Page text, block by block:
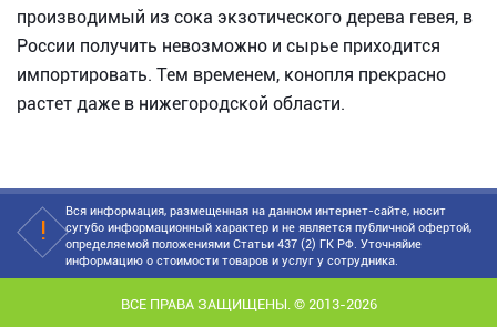
производимый из сока экзотического дерева гевея, в
России получить невозможно и сырье приходится
импортировать. Тем временем, конопля прекрасно
растет даже в нижегородской области.
Вся информация, размещенная на данном интернет-сайте, носит
сугубо информационный характер и не является публичной офертой,
определяемой положениями Статьи 437 (2) ГК РФ. Уточняйие
информацию о стоимости товаров и услуг у сотрудника.
ВСЕ ПРАВА ЗАЩИЩЕНЫ. © 2013-2026